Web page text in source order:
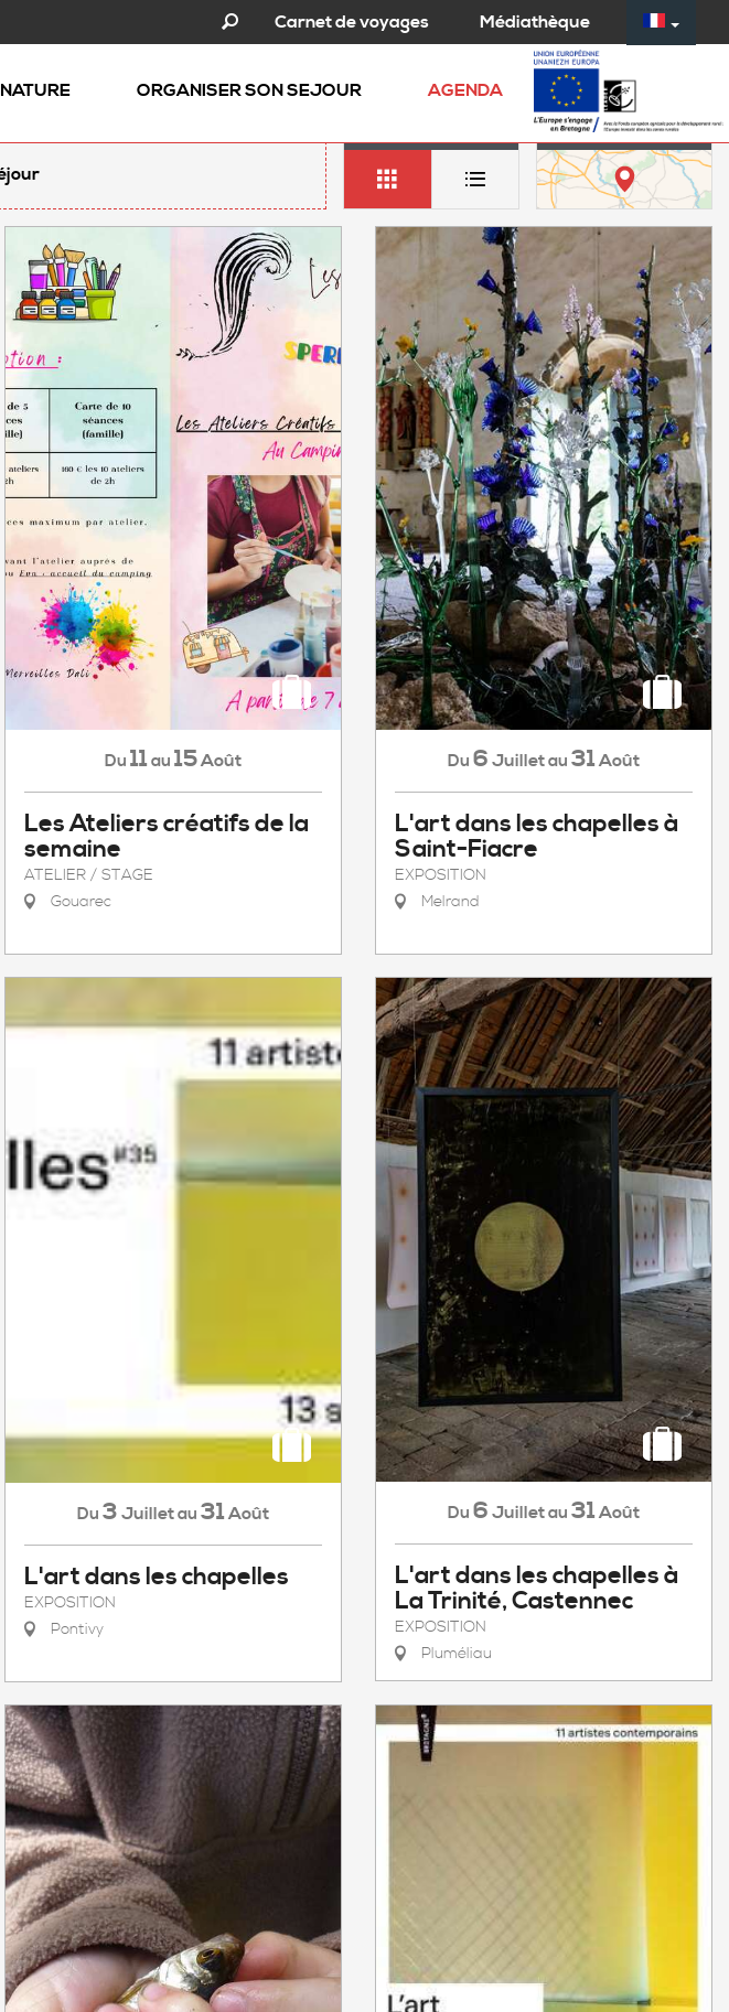
Carnet de voyages Médiathèque
ORGANISER SON SEJOUR AGENDA
CARTE
Du 11 au 15Août
Les Ateliers créatifs de la
semaine
ATELIER / STAGE
Gouarec
Du 6 Juilletau 31 Août
L'art dans les chapelles à
Saint-Fiacre
EXPOSITION
Melrand
Du 3 Juilletau 31 Août
L'art dans les chapelles
EXPOSITION
Pontivy
Du 6 Juilletau 31 Août
L'art dans les chapelles à
La Trinité, Castennec
EXPOSITION
Pluméliau